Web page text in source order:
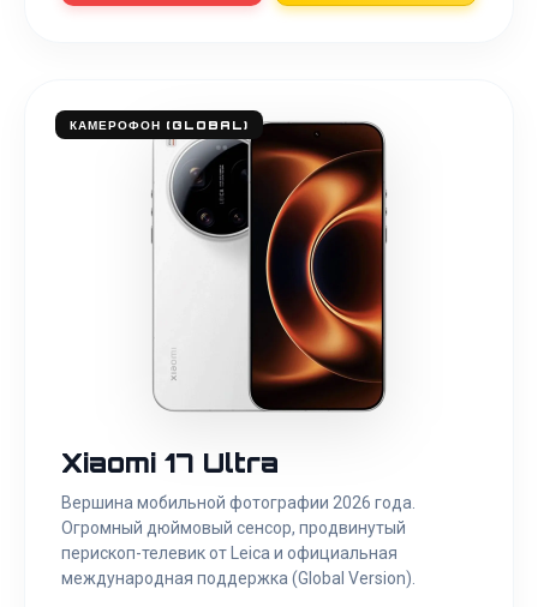
КАМЕРОФОН (GLOBAL)
Xiaomi 17 Ultra
Вершина мобильной фотографии 2026 года.
Огромный дюймовый сенсор, продвинутый
перископ-телевик от Leica и официальная
международная поддержка (Global Version).